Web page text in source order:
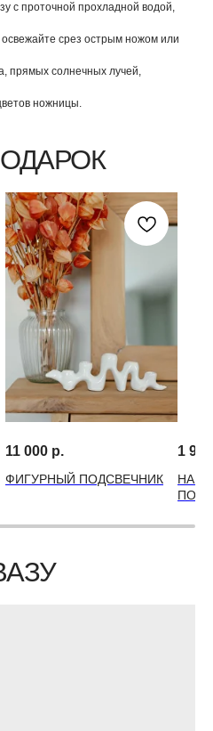
с проточной прохладной водой,
срез острым ножом или
прямых солнечных лучей,
ножницы.
11 000 р.
ФИГУРНЫЙ ПОДСВЕЧНИК
1 990